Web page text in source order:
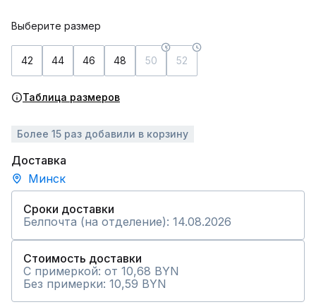
Выберите размер
42 44 46 48 50 52
Таблица размеров
Более 15 раз добавили в корзину
Доставка
Минск
Сроки доставки
Белпочта (на отделение): 14.08.2026
Стоимость доставки
С примеркой: от 10,68 BYN
Без примерки: 10,59 BYN